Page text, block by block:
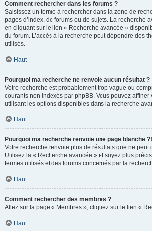
Comment rechercher dans les forums ?
Saisissez un terme à rechercher dans la zone de
pages d’index, de forums ou de sujets. La recherche
en cliquant sur le lien « Recherche avancée »
du forum. L’accès à la recherche peut dépendre des
utilisés.
Haut
Pourquoi ma recherche ne renvoie aucun résultat ?
Votre recherche est probablement trop vague ou
courants non indexés par phpBB. Vous pouvez affiner
utilisant les options disponibles dans la recherche
Haut
Pourquoi ma recherche renvoie une page blanche ?!
Votre recherche renvoie plus de résultats que ne peut
Utilisez la « Recherche avancée » et soyez plus
termes utilisés et des forums concernés par la
Haut
Comment rechercher des membres ?
Allez sur la page « Membres », cliquez sur le lien «
Haut